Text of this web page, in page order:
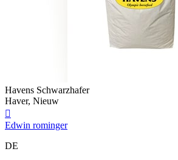
Havens Schwarzhafer
Haver, Nieuw

Edwin rominger
DE